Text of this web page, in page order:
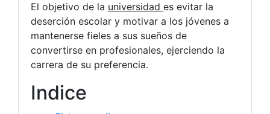
El objetivo de la universidad es evitar la
deserción escolar y motivar a los jóvenes a
mantenerse fieles a sus sueños de
convertirse en profesionales, ejerciendo la
carrera de su preferencia.
Indice